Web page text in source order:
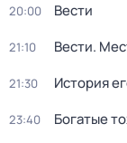
20:00 Вести
21:10 Вести.
21:30 История
23:40 Богатые